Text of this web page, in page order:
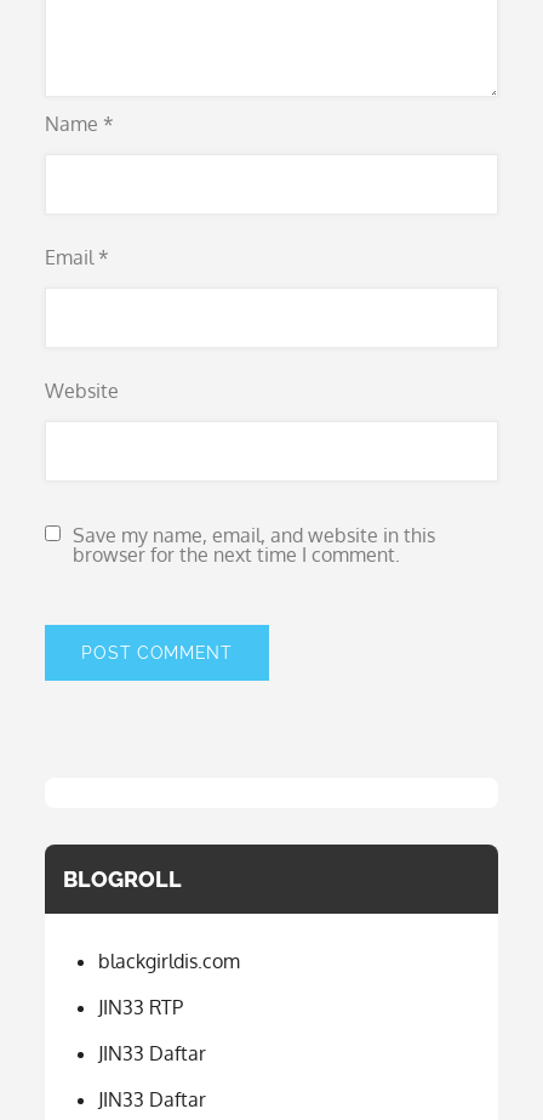
Name *
Email *
Website
Save my name, email, and website in this
browser for the next time I comment.
BLOGROLL
blackgirldis.com
JIN33 RTP
JIN33 Daftar
JIN33 Daftar